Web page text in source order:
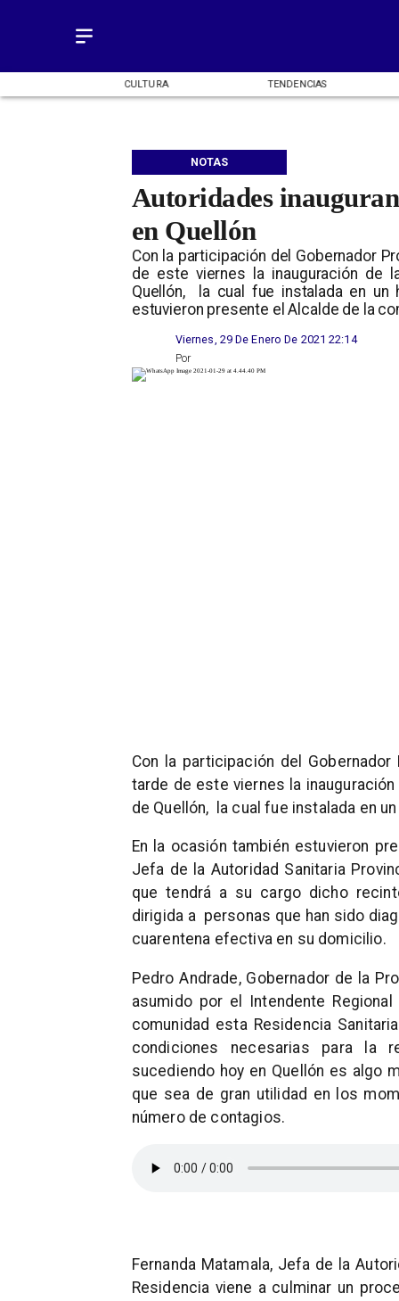
CULTURA TENDENCIAS
Autoridades
en Quellón
Con la participación del Gobernador
de este viernes la inauguración de
Quellón, la cual fue instalada en un
estuvieron presente el Alcalde de la
NOTAS
Viernes, 29 De Enero De 2021 22:14
Por
Con la participación del
tarde de este viernes la
de Quellón, la cual fue instalada en
En la ocasión también estuvieron
Jefa de la Autoridad Sanitaria
que tendrá a su cargo dicho
dirigida a personas que han sido
cuarentena efectiva en su domicilio.
Pedro Andrade, Gobernador de la
asumido por el Intendente
comunidad esta Residencia
condiciones necesarias para la
sucediendo hoy en Quellón es algo
que sea de gran utilidad en los
número de contagios.
Fernanda Matamala, Jefa de la
Residencia viene a culminar un